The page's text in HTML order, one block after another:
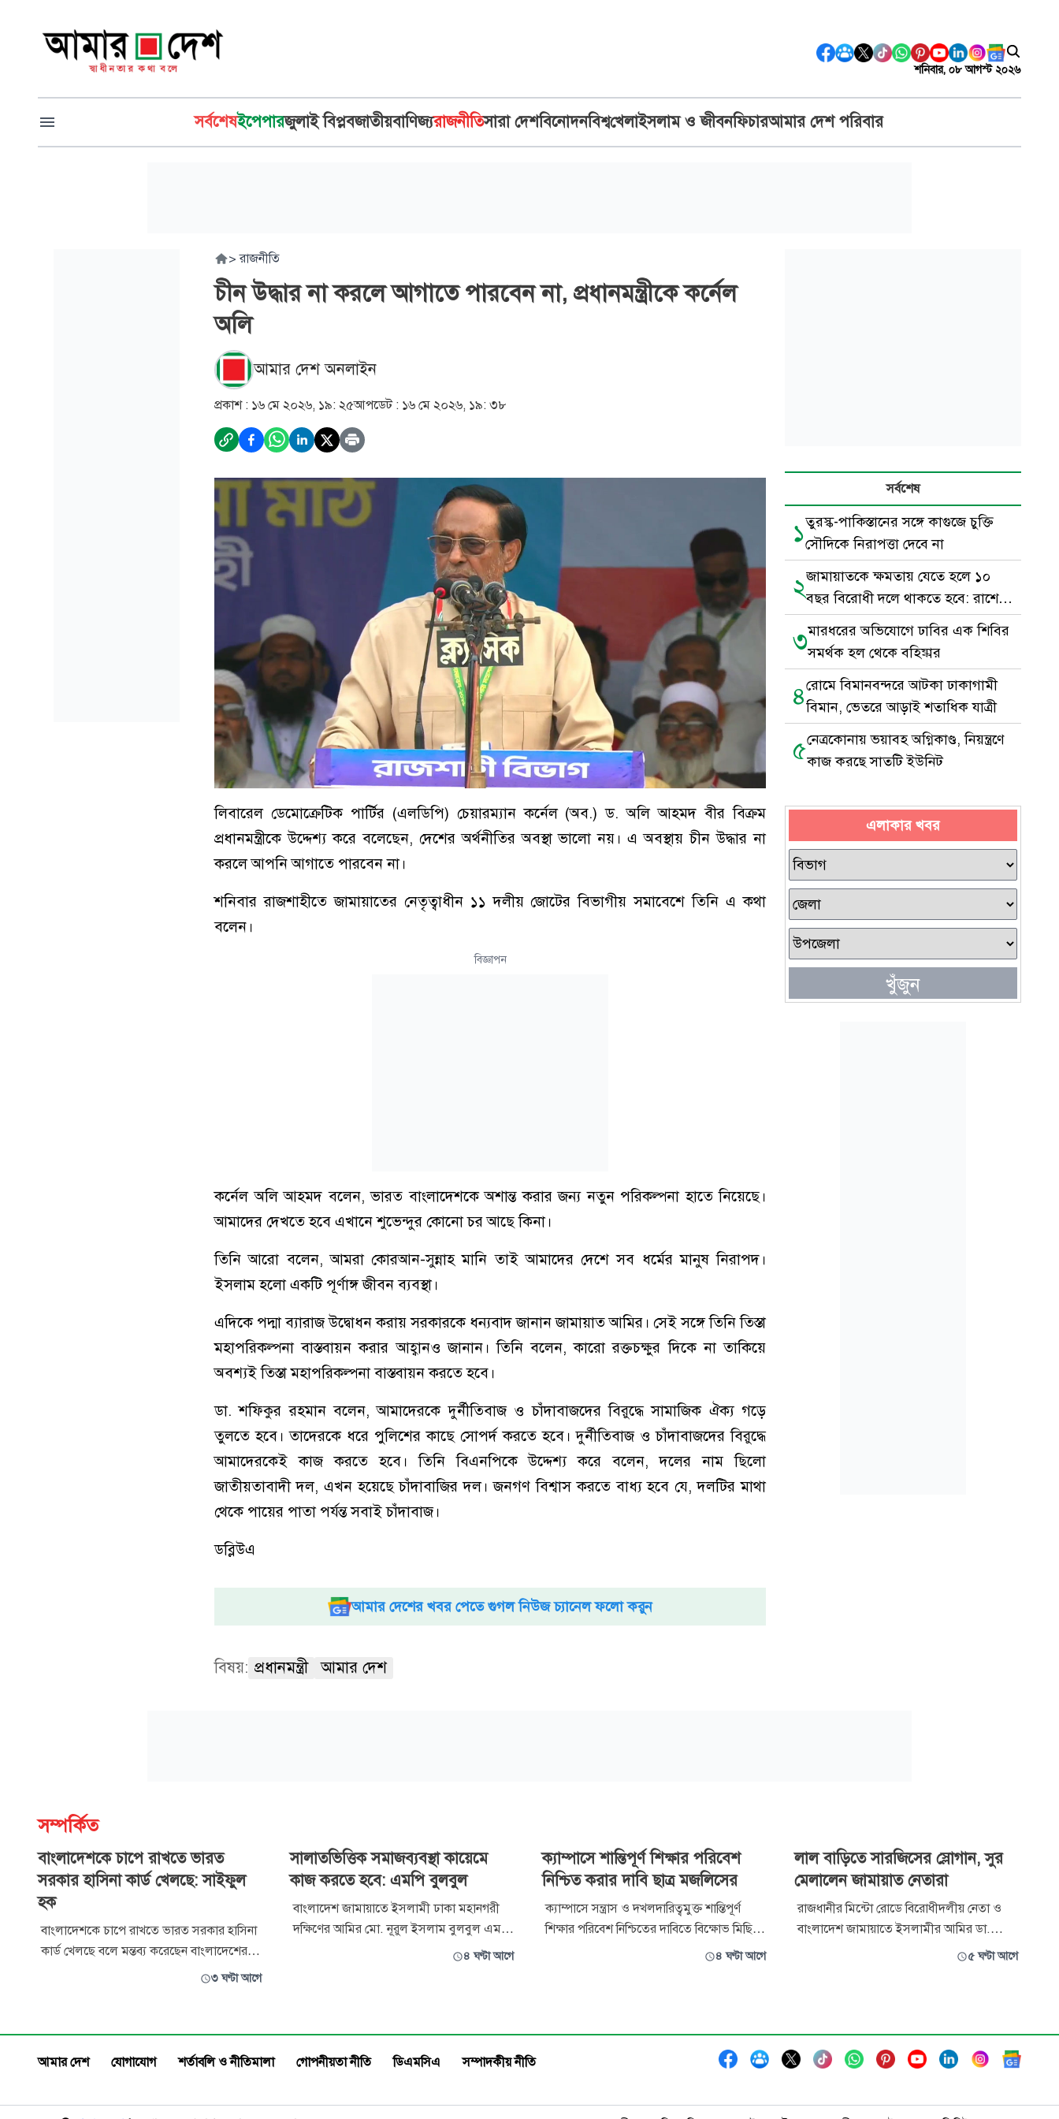
শনিবার, ০৮ আগস্ট ২০২৬
সর্বশেষইপেপারজুলাই বিপ্লবজাতীয়বাণিজ্যরাজনীতিসারা দেশবিনোদনবিশ্বখেলাইসলাম ও জীবনফিচারআমার দেশ পরিবার
> রাজনীতি
চীন উদ্ধার না করলে আগাতে পারবেন না, প্রধানমন্ত্রীকে কর্নেল
অলি
আমার দেশ অনলাইন
প্রকাশ : ১৬ মে ২০২৬, ১৯: ২৫আপডেট : ১৬ মে ২০২৬, ১৯: ৩৮
লিবারেল ডেমোক্রেটিক পার্টির (এলডিপি) চেয়ারম্যান কর্নেল (অব.) ড. অলি আহমদ বীর বিক্রম
প্রধানমন্ত্রীকে উদ্দেশ্য করে বলেছেন, দেশের অর্থনীতির অবস্থা ভালো নয়। এ অবস্থায় চীন উদ্ধার না
করলে আপনি আগাতে পারবেন না।
শনিবার রাজশাহীতে জামায়াতের নেতৃত্বাধীন ১১ দলীয় জোটের বিভাগীয় সমাবেশে তিনি এ কথা
বলেন।
বিজ্ঞাপন
কর্নেল অলি আহমদ বলেন, ভারত বাংলাদেশকে অশান্ত করার জন্য নতুন পরিকল্পনা হাতে নিয়েছে।
আমাদের দেখতে হবে এখানে শুভেন্দুর কোনো চর আছে কিনা।
তিনি আরো বলেন, আমরা কোরআন-সুন্নাহ মানি তাই আমাদের দেশে সব ধর্মের মানুষ নিরাপদ।
ইসলাম হলো একটি পূর্ণাঙ্গ জীবন ব্যবস্থা।
এদিকে পদ্মা ব্যারাজ উদ্বোধন করায় সরকারকে ধন্যবাদ জানান জামায়াত আমির। সেই সঙ্গে তিনি তিস্তা
মহাপরিকল্পনা বাস্তবায়ন করার আহ্বানও জানান। তিনি বলেন, কারো রক্তচক্ষুর দিকে না তাকিয়ে
অবশ্যই তিস্তা মহাপরিকল্পনা বাস্তবায়ন করতে হবে।
ডা. শফিকুর রহমান বলেন, আমাদেরকে দুর্নীতিবাজ ও চাঁদাবাজদের বিরুদ্ধে সামাজিক ঐক্য গড়ে
তুলতে হবে। তাদেরকে ধরে পুলিশের কাছে সোপর্দ করতে হবে। দুর্নীতিবাজ ও চাঁদাবাজদের বিরুদ্ধে
আমাদেরকেই কাজ করতে হবে। তিনি বিএনপিকে উদ্দেশ্য করে বলেন, দলের নাম ছিলো
জাতীয়তাবাদী দল, এখন হয়েছে চাঁদাবাজির দল। জনগণ বিশ্বাস করতে বাধ্য হবে যে, দলটির মাথা
থেকে পায়ের পাতা পর্যন্ত সবাই চাঁদাবাজ।
ডব্লিউএ
আমার দেশের খবর পেতে গুগল নিউজ চ্যানেল ফলো করুন
বিষয়: প্রধানমন্ত্রী আমার দেশ
সর্বশেষ
১তুরস্ক-পাকিস্তানের সঙ্গে কাগুজে চুক্তি
সৌদিকে নিরাপত্তা দেবে না
২জামায়াতকে ক্ষমতায় যেতে হলে ১০
বছর বিরোধী দলে থাকতে হবে: রাশেদ
খাঁন
৩মারধরের অভিযোগে ঢাবির এক শিবির
সমর্থক হল থেকে বহিষ্কার
৪রোমে বিমানবন্দরে আটকা ঢাকাগামী
বিমান, ভেতরে আড়াই শতাধিক যাত্রী
৫নেত্রকোনায় ভয়াবহ অগ্নিকাণ্ড, নিয়ন্ত্রণে
কাজ করছে সাতটি ইউনিট
এলাকার খবর
খুঁজুন
সম্পর্কিত
বাংলাদেশকে চাপে রাখতে ভারত
সরকার হাসিনা কার্ড খেলছে: সাইফুল
হক
বাংলাদেশকে চাপে রাখতে ভারত সরকার হাসিনা
কার্ড খেলছে বলে মন্তব্য করেছেন বাংলাদেশের
বিপ্লবী ওয়ার্কার্স পার্টির সাধারণ সম্পাদক সাইফুল
তা থেকে ভারতের নীতিনির্ধারকেরা কোনো শিক্ষা
গ্রহণ করেনি। ফেব্রুয়ারিতে বাংলাদ
৩ ঘণ্টা আগে
সালাতভিত্তিক সমাজব্যবস্থা কায়েমে
কাজ করতে হবে: এমপি বুলবুল
বাংলাদেশ জামায়াতে ইসলামী ঢাকা মহানগরী
দক্ষিণের আমির মো. নূরুল ইসলাম বুলবুল এমপি
বলেছেন, দ্বীন প্রতিষ্ঠার কাজে নিজেকে
কল্যাণে এবং আল্লাহর হুকুমতের ভিত্তিতে সমাজ
ও রাষ্ট্র
৪ ঘণ্টা আগে
ক্যাম্পাসে শান্তিপূর্ণ শিক্ষার পরিবেশ
নিশ্চিত করার দাবি ছাত্র মজলিসের
ক্যাম্পাসে সন্ত্রাস ও দখলদারিত্বমুক্ত শান্তিপূর্ণ
শিক্ষার পরিবেশ নিশ্চিতের দাবিতে বিক্ষোভ মিছিল
করেছে বাংলাদেশ খেলাফত ছাত্র মজলিস ঢাকা
এতে সভাপতি
৪ ঘণ্টা আগে
লাল বাড়িতে সারজিসের স্লোগান, সুর
মেলালেন জামায়াত নেতারা
রাজধানীর মিন্টো রোডে বিরোধীদলীয় নেতা ও
বাংলাদেশ জামায়াতে ইসলামীর আমির ডা.
শফিকুর রহমানের সরকারি বাসভবন ‘লাল বাড়ি’-
৫ ঘণ্টা আগে
আমার দেশ যোগাযোগ শর্তাবলি ও নীতিমালা গোপনীয়তা নীতি ডিএমসিএ সম্পাদকীয় নীতি